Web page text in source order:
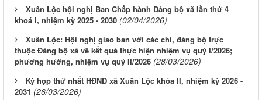
Xuân Lộc hội nghị Ban Chấp hành Đảng bộ xã lần thứ 4
khoá I, nhiệm kỳ 2025 - 2030 (02/04/2026)
Xuân Lộc: Hội nghị giao ban với các chi, đảng bộ trực
thuộc Đảng bộ xã về kết quả thực hiện nhiệm vụ quý I/2026;
phương hướng, nhiệm vụ quý II/2026 (28/03/2026)
Kỳ họp thứ nhất HĐND xã Xuân Lộc khóa II, nhiệm kỳ 2026 -
2031 (26/03/2026)